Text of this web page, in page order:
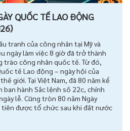
QUỐC TẾ LAO ĐỘNG
tranh của công nhân tại Mỹ và
ngày làm việc 8 giờ đã trở thành
trào công nhân quốc tế. Từ đó,
tế Lao động – ngày hội của
giới. Tại Việt Nam, đã 80 năm kể
ban hành Sắc lệnh số 22c, chính
lễ. Cũng tròn 80 năm Ngày
được tổ chức sau khi đất nước